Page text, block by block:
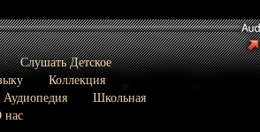
Слушать Детское
Коллекция
Аудиопедия
Школьная
нас